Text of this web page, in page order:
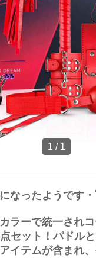
1 / 1
なったようです
ラーで統一され
セット！パドル
イテムが含まれ